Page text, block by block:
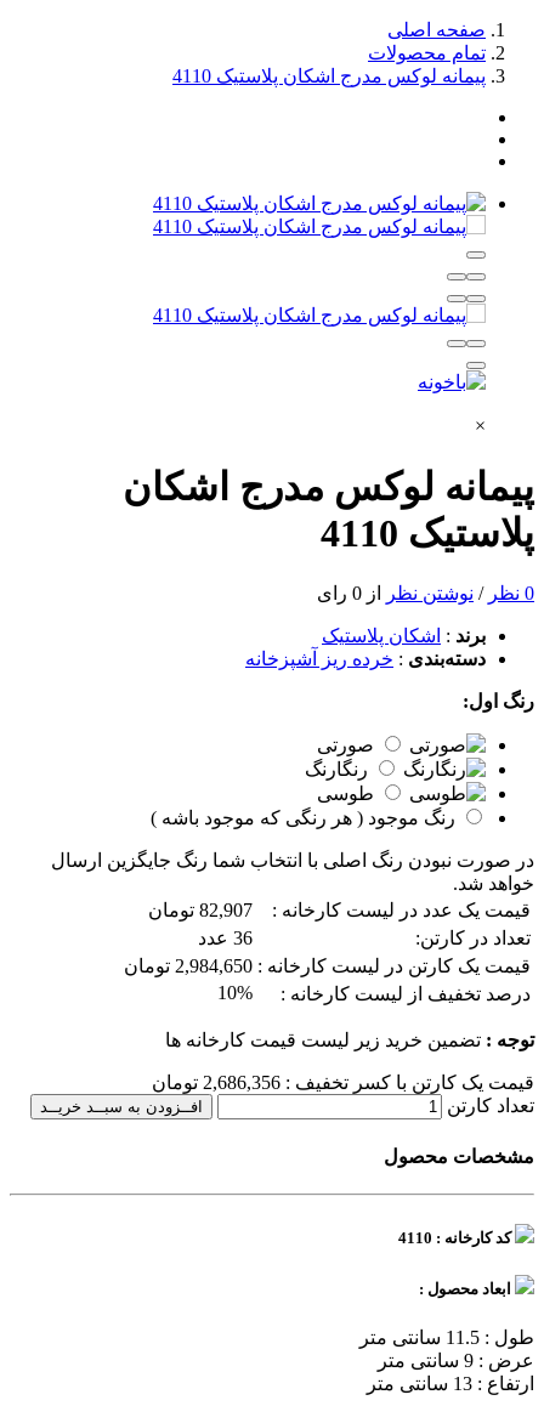
صفحه اصلی
تمام محصولات
پیمانه لوکس مدرج اشکان پلاستیک 4110
×
پیمانه لوکس مدرج اشکان
پلاستیک 4110
0 نظر / نوشتن نظر از 0 رای
برند : اشکان پلاستیک
دسته‌بندی : خرده ریز آشپزخانه
رنگ اول:
صورتی
رنگارنگ
طوسی
رنگ موجود ( هر رنگی که موجود باشه )
در صورت نبودن رنگ اصلی با انتخاب شما رنگ جایگزین ارسال
خواهد شد.
قیمت یک عدد در لیست کارخانه :
82,907 تومان
تعداد در کارتن:
36 عدد
قیمت یک کارتن در لیست کارخانه : 2,984,650 تومان
درصد تخفیف از لیست کارخانه :
10%
توجه : تضمین خرید زیر لیست قیمت کارخانه ها
قیمت یک کارتن با کسر تخفیف : 2,686,356 تومان
تعداد کارتن
افــزودن به سبــد خریــد
مشخصات محصول
کد کارخانه : 4110
ابعاد محصول :
طول : 11.5 سانتی متر
عرض : 9 سانتی متر
ارتفاع : 13 سانتی متر